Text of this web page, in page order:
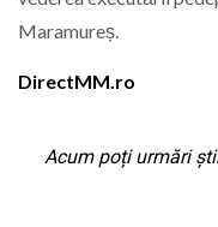
Maramureș.
DirectMM.ro
Acum poți urmări